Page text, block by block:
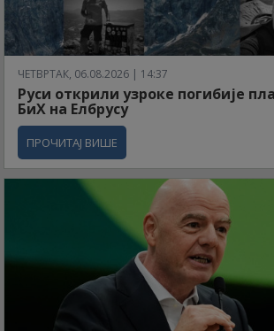
ЧЕТВРТАК, 06.08.2026 | 14:37
Руси открили узроке погибије
БиХ на Елбрусу
ПРОЧИТАЈ ВИШЕ